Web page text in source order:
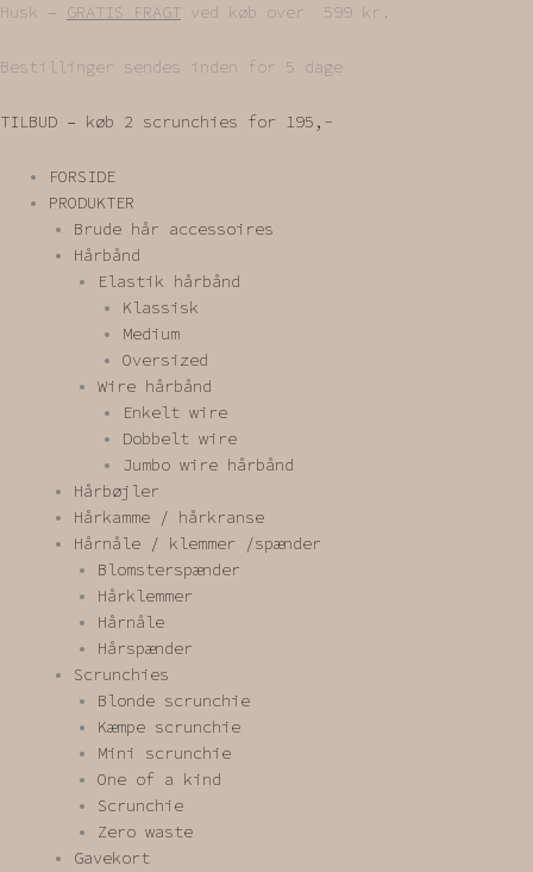
Gå
indholdet
Husk – GRATIS FRAGT ved køb over 599 kr.
Bestillinger sendes inden for 5 dage
TILBUD – køb 2 scrunchies for 195,-
FORSIDE
PRODUKTER
Brude hår accessoires
Hårbånd
Elastik hårbånd
Klassisk
Medium
Oversized
Wire hårbånd
Enkelt wire
Dobbelt wire
Jumbo wire hårbånd
Hårbøjler
Hårkamme / hårkranse
Hårnåle / klemmer /spænder
Blomsterspænder
Hårklemmer
Hårnåle
Hårspænder
Scrunchies
Blonde scrunchie
Kæmpe scrunchie
Mini scrunchie
One of a kind
Scrunchie
Zero waste
Gavekort